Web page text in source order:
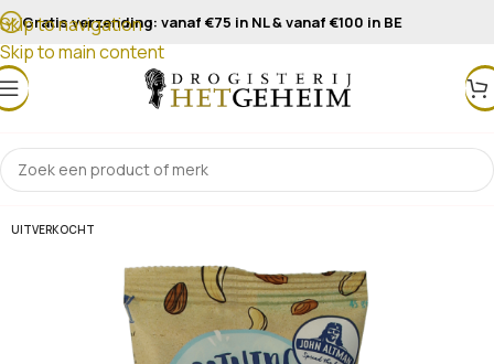
Skip to navigation
Skip to main content
Gratis verzending: vanaf €75 in NL & vanaf €100 in BE
UITVERKOCHT